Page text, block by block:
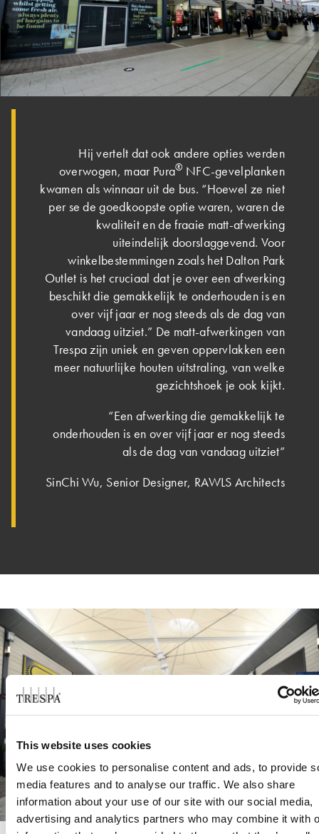
This website uses cookies
We use cookies to personalise content and ads, to provide
media features and to analyse our traffic. We also share
information about your use of our site with our social media,
advertising and analytics partners who may combine it with
Hij vertelt dat ook andere opties werden
overwogen, maar Pura® NFC-gevelplanken
kwamen als winnaar uit de bus. “Hoewel ze niet
per se de goedkoopste optie waren, waren de
kwaliteit en de fraaie matt-afwerking
uiteindelijk doorslaggevend. Voor
winkelbestemmingen zoals het Dalton Park
Outlet is het cruciaal dat je over een afwerking
beschikt die gemakkelijk te onderhouden is en
over vijf jaar er nog steeds als de dag van
vandaag uitziet.” De matt-afwerkingen van
Trespa zijn uniek en geven oppervlakken een
meer natuurlijke houten uitstraling, van welke
gezichtshoek je ook kijkt.
“Een afwerking die gemakkelijk te
onderhouden is en over vijf jaar er nog steeds
als de dag van vandaag uitziet”
SinChi Wu, Senior Designer, RAWLS Architects